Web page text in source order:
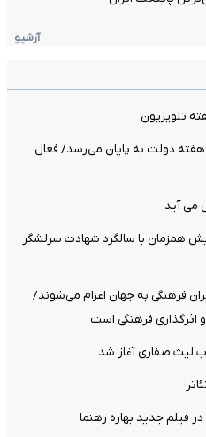
آرشیو
تلویزیون
دولت به پایان می‌رسد/ فعال
می آید
همزمان با سالگرد شهادت سرلشگر
فرهنگی به جهان اعزام می‌شوند/
اثرگذاری فرهنگی است
لیث صفاری آغاز شد
فیلم جدید بهاره رهنما